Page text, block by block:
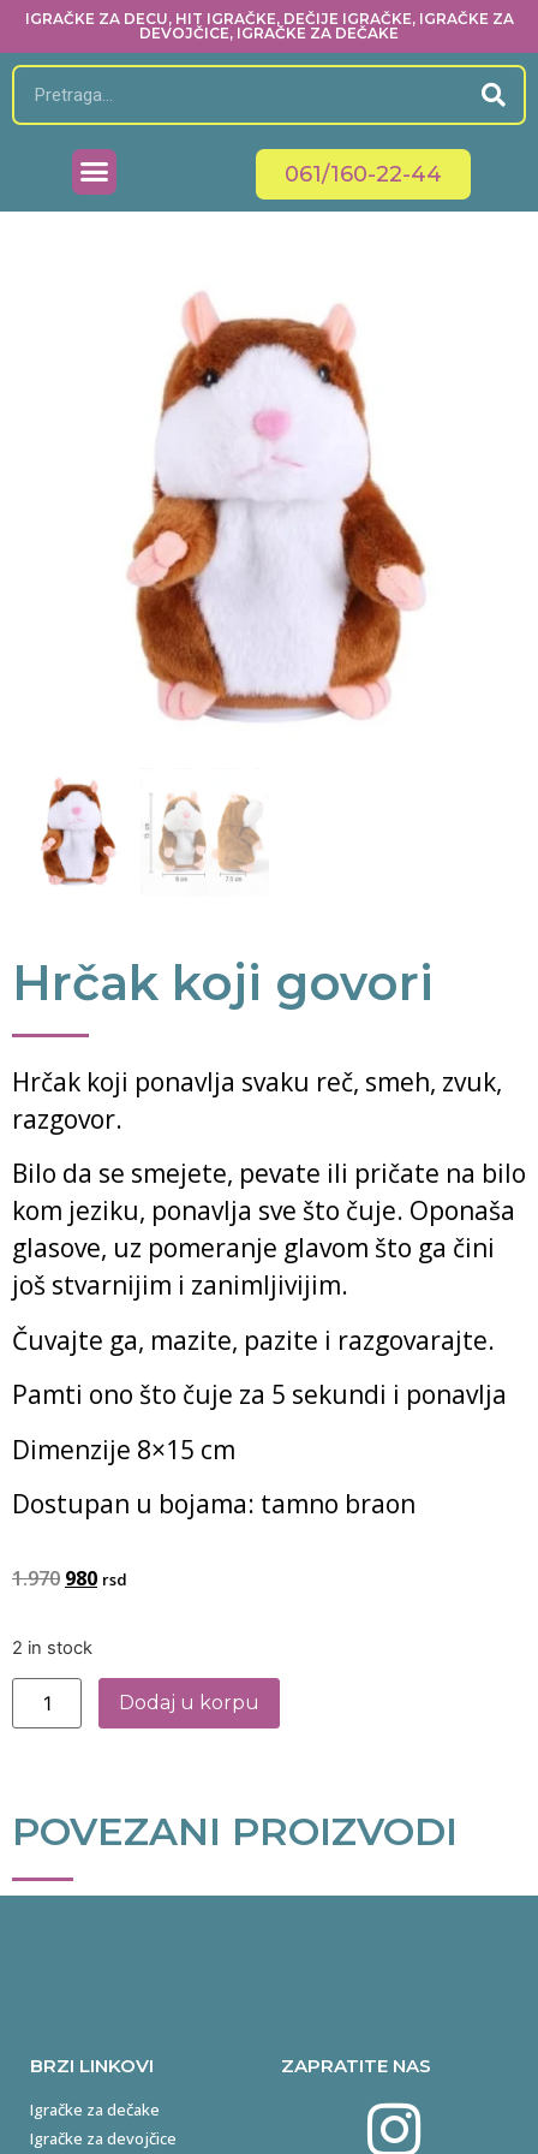
IGRAČKE ZA DECU, HIT IGRAČKE, DEČIJE IGRAČKE, IGRAČKE ZA
DEVOJČICE, IGRAČKE ZA DEČAKE
061/160-22-44
Hrčak koji govori
Hrčak koji ponavlja svaku reč, smeh, zvuk,
razgovor.
Bilo da se smejete, pevate ili pričate na bilo
kom jeziku, ponavlja sve što čuje. Oponaša
glasove, uz pomeranje glavom što ga čini
još stvarnijim i zanimljivijim.
Čuvajte ga, mazite, pazite i razgovarajte.
Pamti ono što čuje za 5 sekundi i ponavlja
Dimenzije 8×15 cm
Dostupan u bojama: tamno braon
1.970 980 rsd
2 in stock
Dodaj u korpu
POVEZANI PROIZVODI
BRZI LINKOVI
Igračke za dečake
Igračke za devojčice
ZAPRATITE NAS